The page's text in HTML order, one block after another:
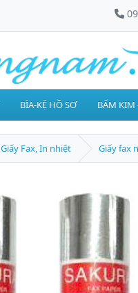
BÌA-KỆ HỒ SƠ BẤM KIM
Giấy Fax, In nhiệt Giấy fax